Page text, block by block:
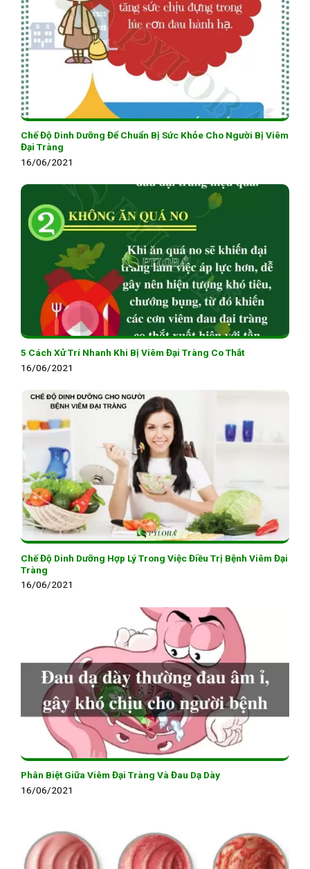
Chế Độ Dinh Dưỡng Để Chuẩn Bị Sức Khỏe Cho Người Bị Viêm
Đại Tràng
16/06/2021
5 Cách Xử Trí Nhanh Khi Bị Viêm Đại Tràng Co Thắt
16/06/2021
Chế Độ Dinh Dưỡng Hợp Lý Trong Việc Điều Trị Bệnh Viêm Đại
Tràng
16/06/2021
Phân Biệt Giữa Viêm Đại Tràng Và Đau Dạ Dày
16/06/2021